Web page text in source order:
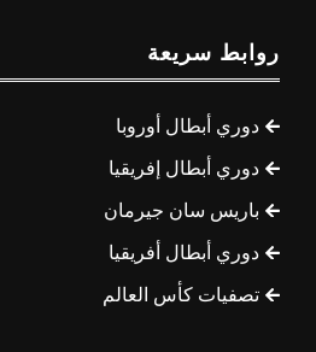
روابط سريعة
دوري أبطال أوروبا
دوري أبطال إفريقيا
باريس سان جيرمان
دوري أبطال أفريقيا
تصفيات كأس العالم